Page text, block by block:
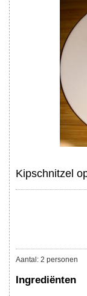
Kipschnitzel
Aantal : 2 personen
Ingrediënten